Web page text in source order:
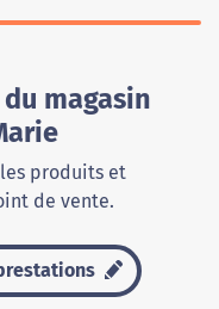
magasin
produits et
de vente.